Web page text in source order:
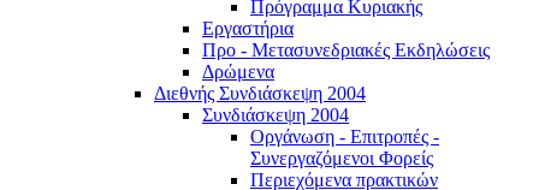
Πρόγραμμα Κυριακής
Εργαστήρια
Προ - Μετασυνεδριακές Εκδηλώσεις
Δρώμενα
Διεθνής Συνδιάσκεψη 2004
Συνδιάσκεψη 2004
Οργάνωση - Επιτροπές -
Συνεργαζόμενοι Φορείς
Περιεχόμενα πρακτικών